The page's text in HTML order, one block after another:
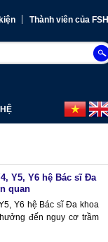
Thành viên của FSH
Y5, Y6 hệ Bác sĩ Đa
quan
Y6 hệ Bác sĩ Đa khoa
đến nguy cơ trầm